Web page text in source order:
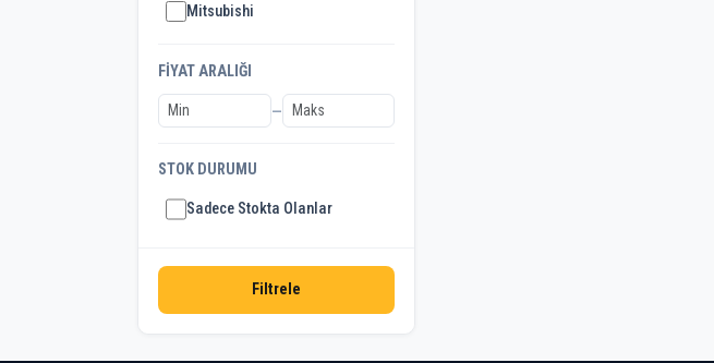
Mitsubishi
Tamagawa
FIYAT ARALIĞI
—
STOK DURUMU
Sadece Stokta Olanlar
Filtrele